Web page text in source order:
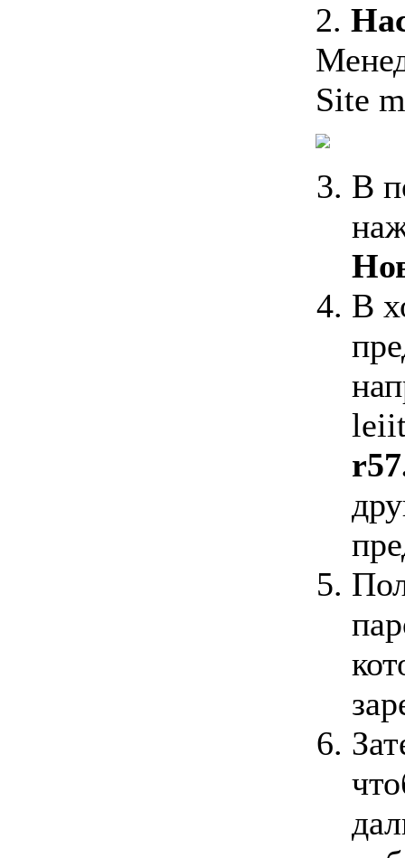
2.
Site
В
В